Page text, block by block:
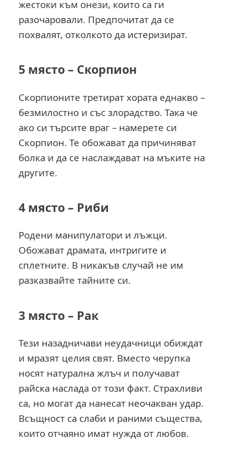
жестоки към онези, които са ги
разочаровали. Предпочитат да се
похвалят, отколкото да истеризират.
5 място – Скорпион
Скорпионите третират хората еднакво –
безмилостно и със злорадство. Така че
ако си търсите враг – намерете си
Скорпион. Те обожават да причиняват
болка и да се наслаждават на мъките на
другите.
4 място – Риби
Родени манипулатори и лъжци.
Обожават драмата, интригите и
сплетните. В никакъв случай не им
разказвайте тайните си.
3 място – Рак
Тези назадничави неудачници обиждат
и мразят целия свят. Вместо черупка
носят натурална жлъч и получават
райска наслада от този факт. Страхливи
са, но могат да нанесат неочакван удар.
Всъщност са слаби и раними същества,
които отчаяно имат нужда от любов.